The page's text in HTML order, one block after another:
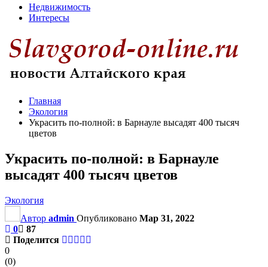
Недвижимость
Интересы
Главная
Экология
Украсить по-полной: в Барнауле высадят 400 тысяч
цветов
Украсить по-полной: в Барнауле
высадят 400 тысяч цветов
Экология
Автор admin Опубликовано Мар 31, 2022
0
87
Поделится
0
(0)